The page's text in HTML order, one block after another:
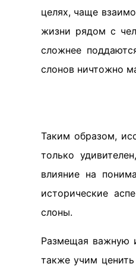
целях, чаще
жизни рядом с
сложнее
слонов ничтожно
Таким образом,
только
влияние на
исторические
слоны.
Размещая важную
также учим